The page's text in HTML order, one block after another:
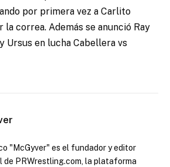
por primera vez a Carlito
la correa. Además se anunció Ray
Ursus en lucha Cabellera vs
"McGyver" es el fundador y editor
de PRWrestling.com, la plataforma